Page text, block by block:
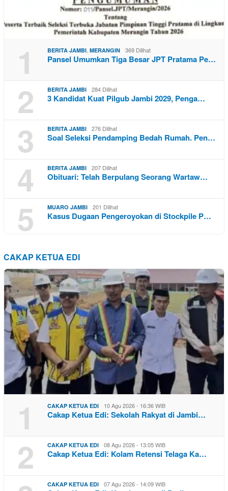
1 BERITA JAMBI, MERANGIN 369 Dilihat
Pansel Umumkan Tiga Besar JPT Pratama Pe…
2 BERITA JAMBI 284 Dilihat
3 Kandidat Kuat Pilgub Jambi 2029, Penga…
3 BERITA JAMBI 276 Dilihat
Soal Seleksi Pendamping Bedah Rumah. Pen…
4 BERITA JAMBI 207 Dilihat
Obituari: Telah Berpulang Seorang Wartaw…
5 MUARO JAMBI 201 Dilihat
Kasus Dugaan Pengeroyokan di Stockpile P…
CAKAP KETUA EDI
1 CAKAP KETUA EDI 10 Agu 2026 - 16:36 WIB
Cakap Ketua Edi: Sekolah Rakyat di Jambi…
2 CAKAP KETUA EDI 08 Agu 2026 - 13:05 WIB
Cakap Ketua Edi: Kolam Retensi Telaga Ka…
CAKAP KETUA EDI 07 Agu 2026 - 14:09 WIB